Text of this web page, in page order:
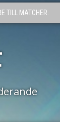
TILL MATCHER.